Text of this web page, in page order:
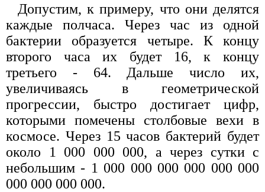
Допустим, к примеру, что они делятся
каждые полчаса. Через час из одной
бактерии образуется четыре. К концу
второго часа их будет 16, к концу
третьего - 64. Дальше число их,
увеличиваясь в геометрической
прогрессии, быстро достигает цифр,
которыми помечены столбовые вехи в
космосе. Через 15 часов бактерий будет
около 1 000 000 000, а через сутки с
небольшим - 1 000 000 000 000 000 000
000 000 000 000.